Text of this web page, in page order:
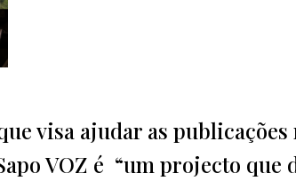
visa ajudar as
VOZ é “um projecto que